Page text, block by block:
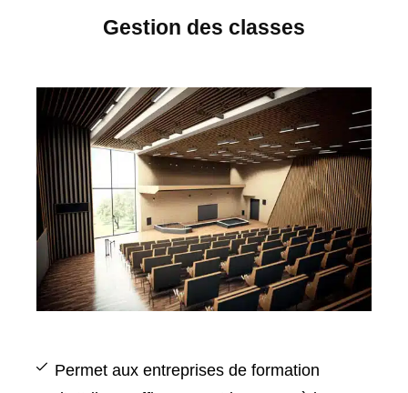
Gestion des classes
Permet aux entreprises de formation